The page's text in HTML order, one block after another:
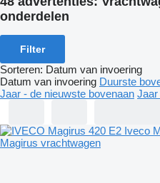
onderdelen
Filter
Sorteren: Datum van invoering
Datum van invoering Duurste
Jaar - de nieuwste bovenaan Jaar